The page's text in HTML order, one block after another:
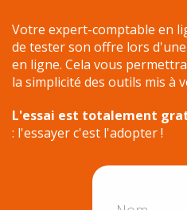
Votre expert-comptable en
de tester son offre lors
en ligne. Cela vous
la simplicité des outils mis à
L'essai est totalement
: l'essayer c'est l'adopter !